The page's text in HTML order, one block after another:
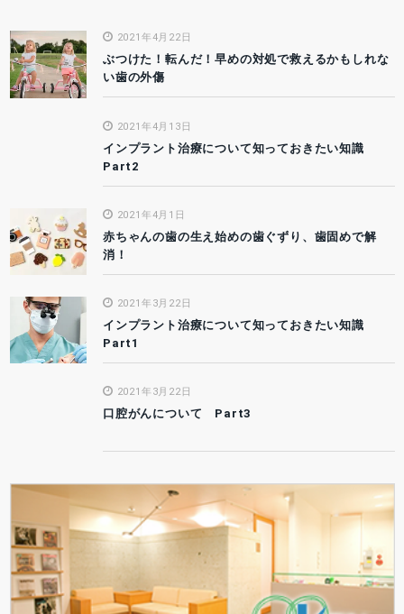
2021年4月22日
ぶつけた！転んだ！早めの対処で救えるかもしれな
い歯の外傷
2021年4月13日
インプラント治療について知っておきたい知識
Part2
2021年4月1日
赤ちゃんの歯の生え始めの歯ぐずり、歯固めで解
消！
2021年3月22日
インプラント治療について知っておきたい知識
Part1
2021年3月22日
口腔がんについて Part3